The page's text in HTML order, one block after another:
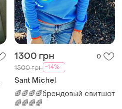
1300 грн 0
1500 грн -14%
Sant Michel
🌈🌈🌈🌈брендовый свитшот
🌈🌈🌈🌈